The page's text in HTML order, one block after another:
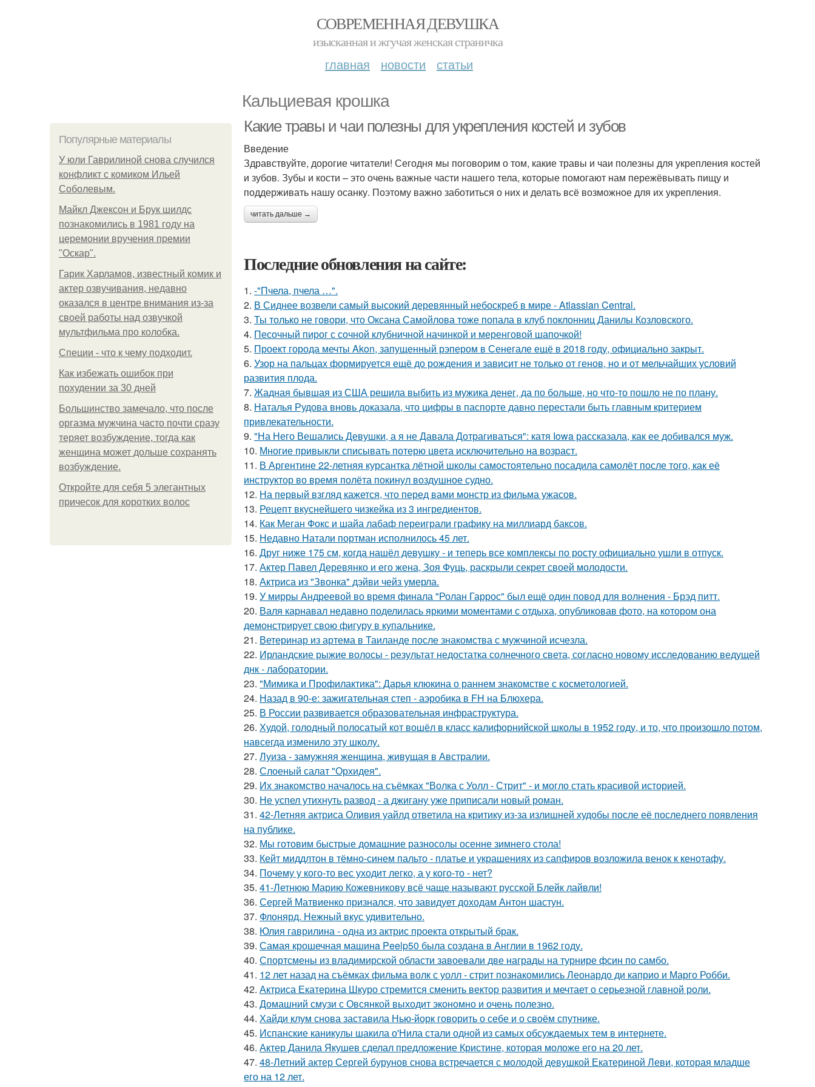
СОВРЕМЕННАЯ ДЕВУШКА
изысканная и жгучая женская страничка
главная новости статьи
Кальциевая крошка
Популярные материалы
У юли Гаврилиной снова случился
конфликт с комиком Ильей
Соболевым.
Майкл Джексон и Брук шилдс
познакомились в 1981 году на
церемонии вручения премии
"Оскар".
Гарик Харламов, известный комик и
актер озвучивания, недавно
оказался в центре внимания из-за
своей работы над озвучкой
мультфильма про колобка.
Специи - что к чему подходит.
Как избежать ошибок при
похудении за 30 дней
Большинство замечало, что после
оргазма мужчина часто почти сразу
теряет возбуждение, тогда как
женщина может дольше сохранять
возбуждение.
Откройте для себя 5 элегантных
причесок для коротких волос
Какие травы и чаи полезны для укрепления костей и зубов
Введение
Здравствуйте, дорогие читатели! Сегодня мы поговорим о том, какие травы и чаи полезны для укрепления костей
и зубов. Зубы и кости – это очень важные части нашего тела, которые помогают нам пережёвывать пищу и
поддерживать нашу осанку. Поэтому важно заботиться о них и делать всё возможное для их укрепления.
читать дальше →
Последние обновления на сайте:
1. -"Пчела, пчела …".
2. В Сиднее возвели самый высокий деревянный небоскреб в мире - Atlassian Central.
3. Ты только не говори, что Оксана Самойлова тоже попала в клуб поклонниц Данилы Козловского.
4. Песочный пирог с сочной клубничной начинкой и меренговой шапочкой!
5. Проект города мечты Akon, запущенный рэпером в Сенегале ещё в 2018 году, официально закрыт.
6. Узор на пальцах формируется ещё до рождения и зависит не только от генов, но и от мельчайших условий
развития плода.
7. Жадная бывшая из США решила выбить из мужика денег, да по больше, но что-то пошло не по плану.
8. Наталья Рудова вновь доказала, что цифры в паспорте давно перестали быть главным критерием
привлекательности.
9. "На Него Вешались Девушки, а я не Давала Дотрагиваться": катя Iowa рассказала, как ее добивался муж.
10. Многие привыкли списывать потерю цвета исключительно на возраст.
11. В Аргентине 22-летняя курсантка лётной школы самостоятельно посадила самолёт после того, как её
инструктор во время полёта покинул воздушное судно.
12. На первый взгляд кажется, что перед вами монстр из фильма ужасов.
13. Рецепт вкуснейшего чизкейка из 3 ингредиентов.
14. Как Меган Фокс и шайа лабаф переиграли графику на миллиард баксов.
15. Недавно Натали портман исполнилось 45 лет.
16. Друг ниже 175 см, когда нашёл девушку - и теперь все комплексы по росту официально ушли в отпуск.
17. Актер Павел Деревянко и его жена, Зоя Фуць, раскрыли секрет своей молодости.
18. Актриса из "Звонка" дэйви чейз умерла.
19. У мирры Андреевой во время финала "Ролан Гаррос" был ещё один повод для волнения - Брэд питт.
20. Валя карнавал недавно поделилась яркими моментами с отдыха, опубликовав фото, на котором она
демонстрирует свою фигуру в купальнике.
21. Ветеринар из артема в Таиланде после знакомства с мужчиной исчезла.
22. Ирландские рыжие волосы - результат недостатка солнечного света, согласно новому исследованию ведущей
днк - лаборатории.
23. "Мимика и Профилактика": Дарья клюкина о раннем знакомстве с косметологией.
24. Назад в 90-е: зажигательная степ - аэробика в FH на Блюхера.
25. В России развивается образовательная инфраструктура.
26. Худой, голодный полосатый кот вошёл в класс калифорнийской школы в 1952 году, и то, что произошло потом,
навсегда изменило эту школу.
27. Луиза - замужняя женщина, живущая в Австралии.
28. Слоеный салат "Орхидея".
29. Их знакомство началось на съёмках "Волка с Уолл - Стрит" - и могло стать красивой историей.
30. Не успел утихнуть развод - а джигану уже приписали новый роман.
31. 42-Летняя актриса Оливия уайлд ответила на критику из-за излишней худобы после её последнего появления
на публике.
32. Мы готовим быстрые домашние разносолы осенне зимнего стола!
33. Кейт миддлтон в тёмно-синем пальто - платье и украшениях из сапфиров возложила венок к кенотафу.
34. Почему у кого-то вес уходит легко, а у кого-то - нет?
35. 41-Летнюю Марию Кожевникову всё чаще называют русской Блейк лайвли!
36. Сергей Матвиенко признался, что завидует доходам Антон шастун.
37. Флонярд. Нежный вкус удивительно.
38. Юлия гаврилина - одна из актрис проекта открытый брак.
39. Самая крошечная машинa Peelp50 была созданa в Англии в 1962 году.
40. Спортсмены из владимирской области завоевали две награды на турнире фсин по самбо.
41. 12 лет назад на съёмках фильма волк с уолл - стрит познакомились Леонардо ди каприо и Марго Робби.
42. Актриса Екатерина Шкуро стремится сменить вектор развития и мечтает о серьезной главной роли.
43. Домашний смузи с Овсянкой выходит экономно и очень полезно.
44. Хайди клум снова заставила Нью-йорк говорить о себе и о своём спутнике.
45. Испанские каникулы шакила о'Нила стали одной из самых обсуждаемых тем в интернете.
46. Актер Данила Якушев сделал предложение Кристине, которая моложе его на 20 лет.
47. 48-Летний актер Сергей бурунов снова встречается с молодой девушкой Екатериной Леви, которая младше
его на 12 лет.